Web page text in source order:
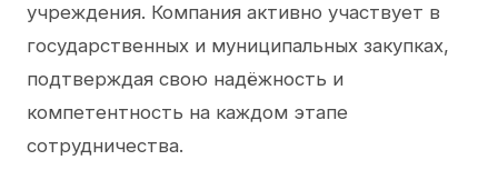
учреждения. Компания активно участвует в
государственных и муниципальных закупках,
подтверждая свою надёжность и
компетентность на каждом этапе
сотрудничества.